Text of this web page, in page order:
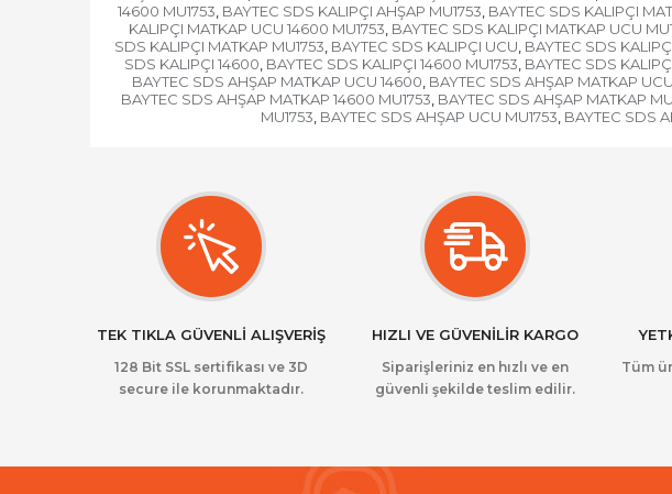
14600 MU1753, BAYTEC SDS KALIPÇI AHŞAP MU1753, BAYTEC SDS KALIPÇI
KALIPÇI MATKAP UCU 14600 MU1753, BAYTEC SDS KALIPÇI MATKAP UCU
SDS KALIPÇI MATKAP MU1753, BAYTEC SDS KALIPÇI UCU, BAYTEC SDS
SDS KALIPÇI 14600, BAYTEC SDS KALIPÇI 14600 MU1753, BAYTEC SDS
BAYTEC SDS AHŞAP MATKAP UCU 14600, BAYTEC SDS AHŞAP MATKAP
BAYTEC SDS AHŞAP MATKAP 14600 MU1753, BAYTEC SDS AHŞAP MATKAP
MU1753, BAYTEC SDS AHŞAP UCU MU1753, BAYTEC SDS
TEK TIKLA GÜVENLİ ALIŞVERİŞ
128 Bit SSL sertifikası ve 3D
secure ile korunmaktadır.
HIZLI VE GÜVENİLİR KARGO
Siparişleriniz en hızlı ve en
güvenli şekilde teslim edilir.
Tüm